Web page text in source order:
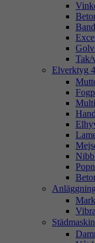
Tak/
Elverktyg
Städmaskin